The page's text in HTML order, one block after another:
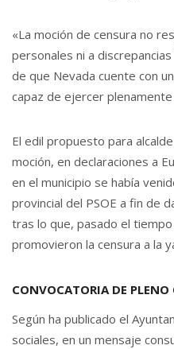
«La moción de censura no
personales ni a
de que Nevada cuente con
capaz de ejercer
El edil propuesto para
moción, en declaraciones a
en el municipio se había
provincial del PSOE a fin de
tras lo que, pasado el
promovieron la censura a la
CONVOCATORIA DE PLENO
Según ha publicado el
sociales, en un mensaje